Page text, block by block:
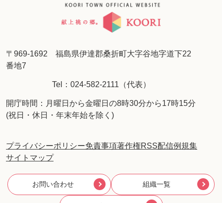
〒969-1692 福島県伊達郡桑折町大字谷地字道下22
番地7
Tel：024-582-2111（代表）
開庁時間：月曜日から金曜日の8時30分から17時15分
(祝日・休日・年末年始を除く)
プライバシーポリシー免責事項著作権RSS配信例規集
サイトマップ
お問い合わせ 組織一覧